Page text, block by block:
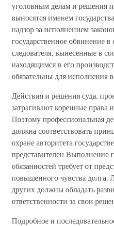
уголовным делам и решения
выносятся именем
надзор за исполнением
государственное обвинение
следователя, вынесенные в
находящимся в его
обязательны для исполнения
Действия и решения суда,
затрагивают коренные права
Поэтому профессиональная
должна соответствовать
охране авторитета
представителен Выполнение
обязанностей требует от
повышенного чувства
других должны обладать
ответственности за свои
Подробное и